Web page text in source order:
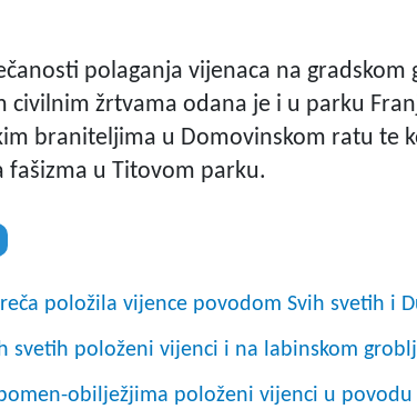
polaganja vijenaca na
civilnim žrtvama odana je i u parku
braniteljima u Domovinskom ratu te
fašizma u Titovom parku.
položila vijence povodom Svih svetih i
svetih položeni vijenci i na labinskom
obilježjima položeni vijenci u povodu